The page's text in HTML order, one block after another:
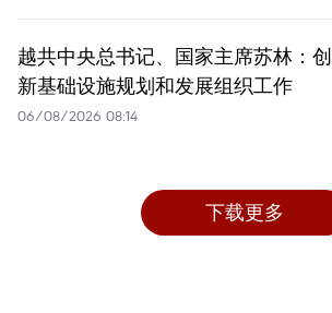
越共中央总书记、国家主席苏林：创
新基础设施规划和发展组织工作
06/08/2026 08:14
下载更多